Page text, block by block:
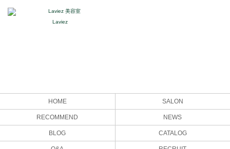
Laviez
HOME SALON
RECOMMEND NEWS
BLOG CATALOG